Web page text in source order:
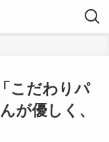
こだわりパ
が優しく、